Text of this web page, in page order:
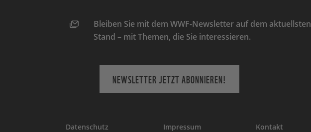
Bleiben Sie mit dem WWF-Newsletter auf dem aktuellsten
Stand – mit Themen, die Sie interessieren.
NEWSLETTER JETZT ABONNIEREN!
Datenschutz Impressum Kontakt